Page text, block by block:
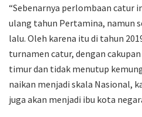
“Sebenarnya perlombaan catur
ulang tahun Pertamina, namun
lalu. Oleh karena itu di tahun
turnamen catur, dengan
timur dan tidak menutup
naikan menjadi skala Nasional,
juga akan menjadi ibu kota